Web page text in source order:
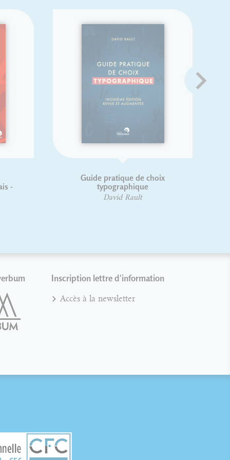
-
Guide pratique de choix
typographique
David Rault
Inscription lettre d'information
Accès à la newsletter